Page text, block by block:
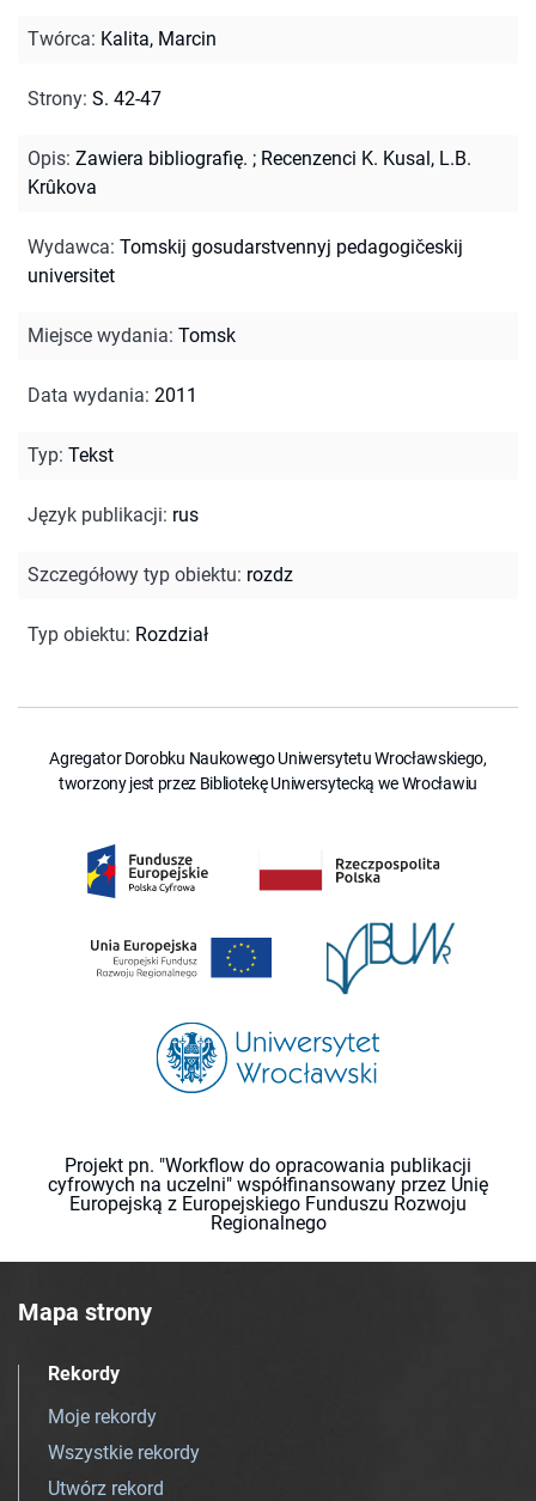
Twórca: Kalita, Marcin
Strony: S. 42-47
Opis: Zawiera bibliografię. ; Recenzenci K. Kusal, L.B.
Krûkova
Wydawca: Tomskij gosudarstvennyj pedagogičeskij
universitet
Miejsce wydania: Tomsk
Data wydania: 2011
Typ: Tekst
Język publikacji: rus
Szczegółowy typ obiektu: rozdz
Typ obiektu: Rozdział
Agregator Dorobku Naukowego Uniwersytetu Wrocławskiego,
tworzony jest przez Bibliotekę Uniwersytecką we Wrocławiu
Projekt pn. "Workflow do opracowania publikacji
cyfrowych na uczelni" współfinansowany przez Unię
Europejską z Europejskiego Funduszu Rozwoju
Regionalnego
Mapa strony
Rekordy
Moje rekordy
Wszystkie rekordy
Utwórz rekord